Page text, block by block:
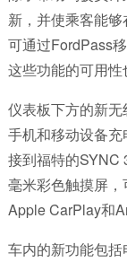
新，并使乘客能
可通过FordPass
这些功能的可用性
仪表板下方的新
手机和移动设备
接到福特的SYNC
毫米彩色触摸屏
Apple CarPlay和
车内的新功能包